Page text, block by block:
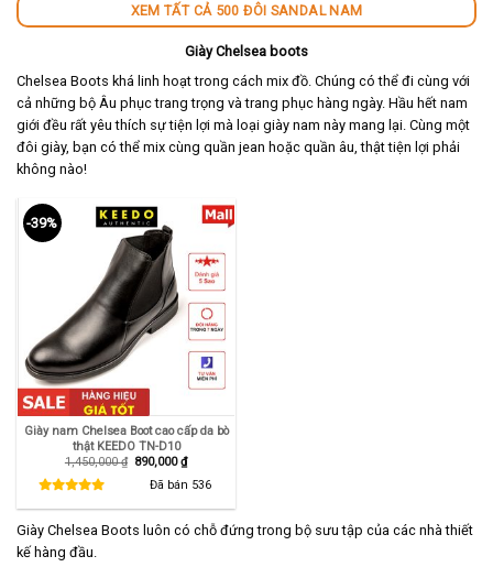
XEM TẤT CẢ 500 ĐÔI SANDAL NAM
Giày Chelsea boots
Chelsea Boots khá linh hoạt trong cách mix đồ. Chúng có thể đi cùng với
cả những bộ Âu phục trang trọng và trang phục hàng ngày. Hầu hết nam
giới đều rất yêu thích sự tiện lợi mà loại giày nam này mang lại. Cùng một
đôi giày, bạn có thể mix cùng quần jean hoặc quần âu, thật tiện lợi phải
không nào!
-39%
Giày nam Chelsea Boot cao cấp da bò
thật KEEDO TN-D10
1,450,000₫ Giá
890,000₫Giá
hiện
tại
Đã bán 536
Giày Chelsea Boots luôn có chỗ đứng trong bộ sưu tập của các nhà thiết
kế hàng đầu.